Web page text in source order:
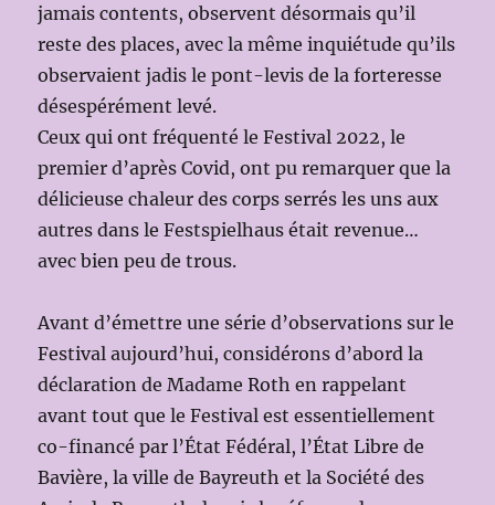
jamais contents, observent désormais qu’il
reste des places, avec la même inquiétude qu’ils
observaient jadis le pont-levis de la forteresse
désespérément levé.
Ceux qui ont fréquenté le Festival 2022, le
premier d’après Covid, ont pu remarquer que la
délicieuse chaleur des corps serrés les uns aux
autres dans le Festspielhaus était revenue…
avec bien peu de trous.
Avant d’émettre une série d’observations sur le
Festival aujourd’hui, considérons d’abord la
déclaration de Madame Roth en rappelant
avant tout que le Festival est essentiellement
co-financé par l’État Fédéral, l’État Libre de
Bavière, la ville de Bayreuth et la Société des